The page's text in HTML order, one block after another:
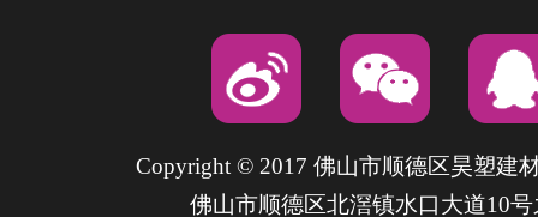
Copyright © 2017 佛山市顺德区昊塑建
佛山市顺德区北滘镇水口大道10